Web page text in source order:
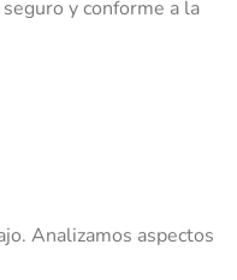
y conforme a la
Analizamos aspectos